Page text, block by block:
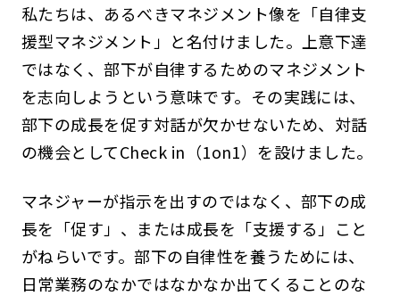
私たちは、あるべきマネジメント像を「自律支
援型マネジメント」と名付けました。上意下達
ではなく、部下が自律するためのマネジメント
を志向しようという意味です。その実践には、
部下の成長を促す対話が欠かせないため、対話
の機会としてCheck in（1on1）を設けました。
マネジャーが指示を出すのではなく、部下の成
長を「促す」、または成長を「支援する」こと
がねらいです。部下の自律性を養うためには、
日常業務のなかではなかなか出てくることのな